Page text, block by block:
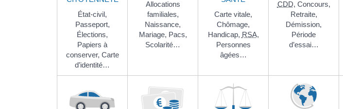
État-civil,
Passeport,
Élections,
Papiers à
conserver, Carte
d’identité…
Allocations
familiales,
Naissance,
Mariage, Pacs,
Scolarité…
Carte vitale,
Chômage,
Handicap, RSA,
Personnes
âgées…
CDD, Concours,
Retraite,
Démission,
Période
d’essai…